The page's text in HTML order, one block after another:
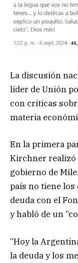
La discusión
líder de Unión
con críticas
materia
En la primera
Kirchner realizó
gobierno de
país no tiene los
deuda con el
y habló de un
“Hoy la
la deuda y los